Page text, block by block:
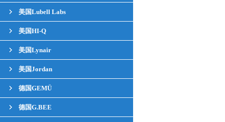
美国Lubell Labs
美国HI-Q
美国Lynair
美国Jordan
德国GEMÜ
德国G.BEE